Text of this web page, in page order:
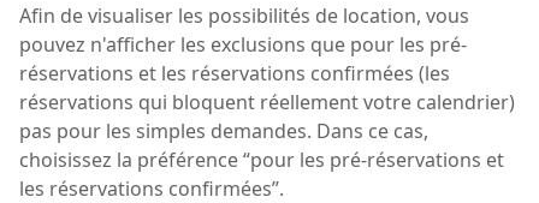
Afin de visualiser les possibilités de location, vous
pouvez n'afficher les exclusions que pour les pré-
réservations et les réservations confirmées (les
réservations qui bloquent réellement votre calendrier)
pas pour les simples demandes. Dans ce cas,
choisissez la préférence “pour les pré-réservations et
les réservations confirmées”.